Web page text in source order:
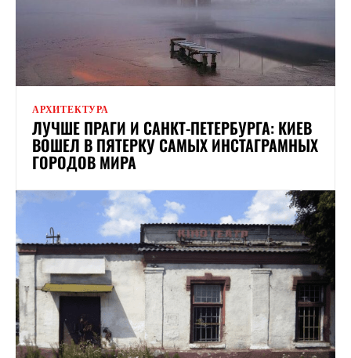
АРХИТЕКТУРА
ЛУЧШЕ ПРАГИ И САНКТ-ПЕТЕРБУРГА: КИЕВ
ВОШЕЛ В ПЯТЕРКУ САМЫХ ИНСТАГРАМНЫХ
ГОРОДОВ МИРА